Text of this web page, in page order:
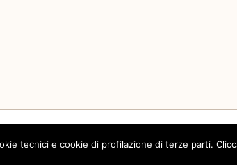
tecnici e cookie di profilazione di terze parti.